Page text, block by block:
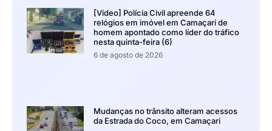
[Vídeo] Polícia Civil apreende 64
relógios em imóvel em Camaçari de
homem apontado como líder do tráfico
nesta quinta-feira (6)
6 de agosto de 2026
Mudanças no trânsito alteram acessos
da Estrada do Coco, em Camaçari